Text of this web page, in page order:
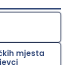
mjesta